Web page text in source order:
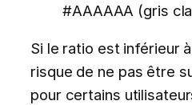
#AAAAAA (gris
Si le ratio est inférieur
risque de ne pas être
pour certains